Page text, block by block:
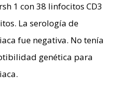
1 con 38 linfocitos CD3
La serología de
fue negativa. No tenía
genética para